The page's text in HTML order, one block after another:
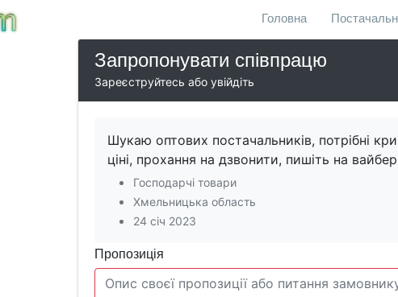
Головна
Запропонувати співпрацю
Зареєструйтесь або увійдіть
Шукаю оптових постачальників, потрібні
ціні, прохання на дзвонити, пишіть на
Господарчі товари
Хмельницька область
24 січ 2023
Пропозиція